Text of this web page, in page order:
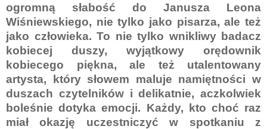
ogromną słabość do Janusza Leona
Wiśniewskiego, nie tylko jako pisarza, ale też
jako człowieka. To nie tylko wnikliwy badacz
kobiecej duszy, wyjątkowy orędownik
kobiecego piękna, ale też utalentowany
artysta, który słowem maluje namiętności w
duszach czytelników i delikatnie, aczkolwiek
boleśnie dotyka emocji. Każdy, kto choć raz
miał okazję uczestniczyć w spotkaniu z